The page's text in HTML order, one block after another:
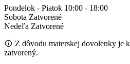
Pondelok - Piatok 10:00 - 18:00
Sobota Zatvorené
Nedeľa Zatvorené
Z dôvodu materskej dovolenky je
zatvorený.